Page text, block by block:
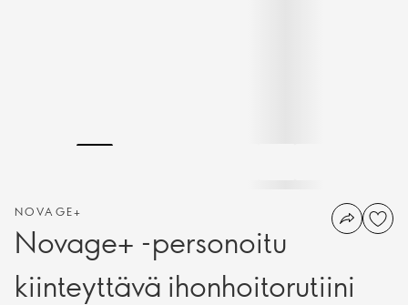
NOVAGE+
Novage+ -personoitu
kiinteyttävä ihonhoitorutiini